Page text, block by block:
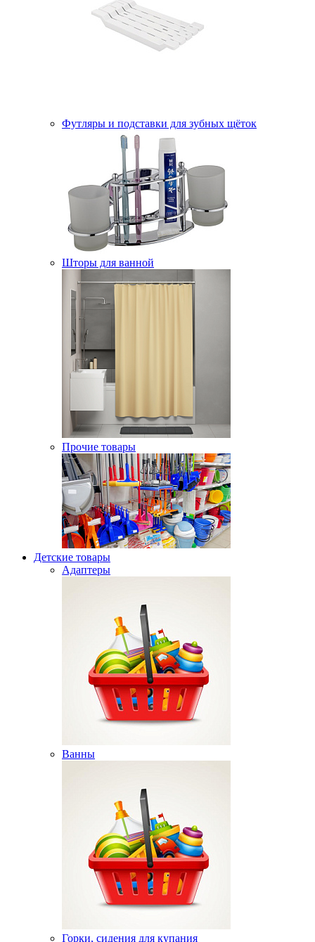
Футляры и подставки для зубных щёток
Шторы для ванной
Прочие товары
Детские товары
Адаптеры
Ванны
Горки, сидения для купания